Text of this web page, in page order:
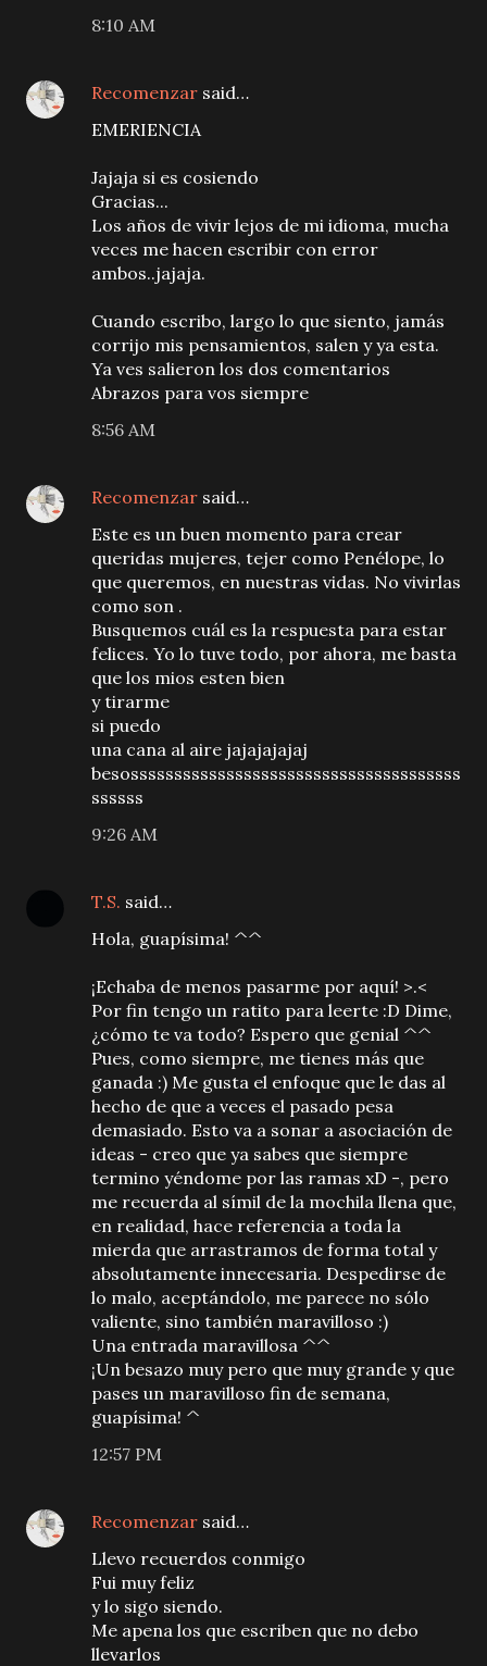
8:10 AM
Recomenzar said…
EMERIENCIA
Jajaja si es cosiendo
Gracias...
Los años de vivir lejos de mi idioma, mucha
veces me hacen escribir con error
ambos..jajaja.
Cuando escribo, largo lo que siento, jamás
corrijo mis pensamientos, salen y ya esta.
Ya ves salieron los dos comentarios
Abrazos para vos siempre
8:56 AM
Recomenzar said…
Este es un buen momento para crear
queridas mujeres, tejer como Penélope, lo
que queremos, en nuestras vidas. No vivirlas
como son .
Busquemos cuál es la respuesta para estar
felices. Yo lo tuve todo, por ahora, me basta
que los mios esten bien
y tirarme
si puedo
una cana al aire jajajajajaj
besossssssssssssssssssssssssssssssssssssss
ssssss
9:26 AM
T.S. said…
Hola, guapísima! ^^
¡Echaba de menos pasarme por aquí! >.<
Por fin tengo un ratito para leerte :D Dime,
¿cómo te va todo? Espero que genial ^^
Pues, como siempre, me tienes más que
ganada :) Me gusta el enfoque que le das al
hecho de que a veces el pasado pesa
demasiado. Esto va a sonar a asociación de
ideas - creo que ya sabes que siempre
termino yéndome por las ramas xD -, pero
me recuerda al símil de la mochila llena que,
en realidad, hace referencia a toda la
mierda que arrastramos de forma total y
absolutamente innecesaria. Despedirse de
lo malo, aceptándolo, me parece no sólo
valiente, sino también maravilloso :)
Una entrada maravillosa ^^
¡Un besazo muy pero que muy grande y que
pases un maravilloso fin de semana,
guapísima! ^
12:57 PM
Recomenzar said…
Llevo recuerdos conmigo
Fui muy feliz
y lo sigo siendo.
Me apena los que escriben que no debo
llevarlos